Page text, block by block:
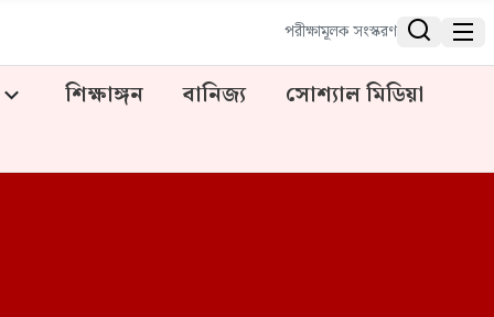
পরীক্ষামূলক সংস্করণ  
শিক্ষাঙ্গন বানিজ্য
সোশ্যাল মিডিয়া